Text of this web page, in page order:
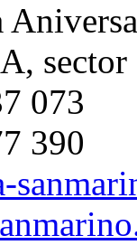
sector
073
390